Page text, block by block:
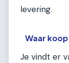
levering.
Waar
Je vindt er